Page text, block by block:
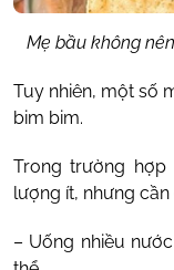
Mẹ bầu không
Tuy nhiên, một số
bim bim.
Trong trường
lượng ít, nhưng
– Uống nhiều